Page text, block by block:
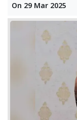
On 29 Mar 2025